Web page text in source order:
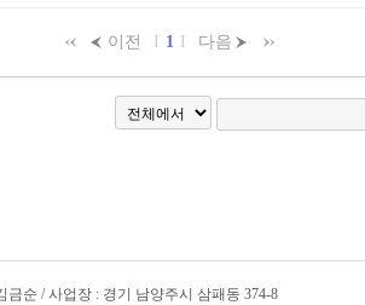
이전 Ι 1 Ι 다음
금순 / 사업장 : 경기 남양주시 삼패동 374-8